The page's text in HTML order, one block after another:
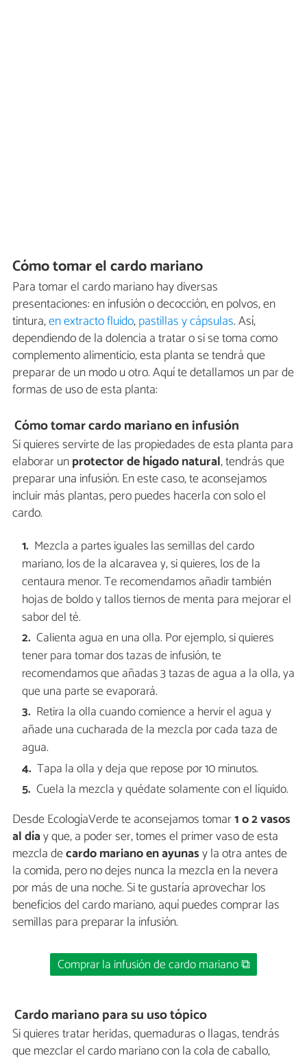
Cómo tomar el cardo mariano
Para tomar el cardo mariano hay diversas
presentaciones: en infusión o decocción, en polvos, en
tintura,en extracto fluido,pastillas y cápsulas. Así,
dependiendo de la dolencia a tratar o si se toma como
complemento alimenticio, esta planta se tendrá que
preparar de un modo u otro. Aquí te detallamos un par de
formas de uso de esta planta:
Cómo tomar cardo mariano en infusión
Si quieres servirte de las propiedades de esta planta para
elaborar unprotector de hígado natural, tendrás que
preparar una infusión. En este caso, te aconsejamos
incluir más plantas, pero puedes hacerla con solo el
cardo.
Mezcla a partes iguales las semillas del cardo
mariano, los de la alcaravea y, si quieres, los de la
centaura menor. Te recomendamos añadir también
hojas de boldo y tallos tiernos de menta para mejorar el
sabor del té.
Calienta agua en una olla. Por ejemplo, si quieres
tener para tomar dos tazas de infusión, te
recomendamos que añadas 3 tazas de agua a la olla, ya
que una parte se evaporará.
Retira la olla cuando comience a hervir el agua y
añade una cucharada de la mezcla por cada taza de
agua.
Tapa la olla y deja que repose por 10 minutos.
Cuela la mezcla y quédate solamente con el líquido.
Desde EcologíaVerde te aconsejamos tomar1 o 2 vasos
al díay que, a poder ser, tomes el primer vaso de esta
mezcla decardo mariano en ayunasy la otra antes de
la comida, pero no dejes nunca la mezcla en la nevera
por más de una noche. Si te gustaría aprovechar los
beneficios del cardo mariano, aquí puedes comprar las
semillas para preparar la infusión.
Comprar la infusión de cardo mariano ⧉
Cardo mariano para su uso tópico
Si quieres tratar heridas, quemaduras o llagas, tendrás
que mezclar el cardo mariano con la cola de caballo,